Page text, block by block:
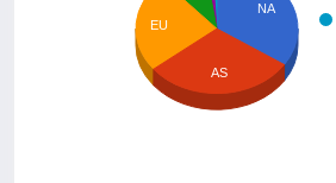
NA
EU
AS